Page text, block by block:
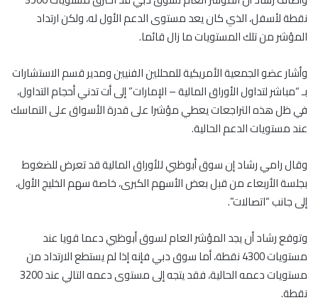
نقطة لأسفل، الذي كان يعد مستوى الدعم الأول له، ولكن ارتداد
المؤشر من تلك المستويات ما زال قائما.
وأشار عضو الجمعية الأمريكية للمحللين الفنيين ومدير قسم الاستشارات
بـ “مباشر لتداول الأوراق المالية – الإمارات” إلى أت تدني أحجام التداول،
في ظل هذه التراجعات يعطي مؤشرا على قدرة الأسواق على التماسك
عند مستويات الدعم الحالية.
وقال رامي رشاد إن سوق أبوظبي للأوراق المالية قد تعرض للضغوط
بجلسة الأربعاء من قبل بعض الأسهم الكبرى، خاصة سهم الخليج الأول،
إلى جانب “اتصالات”.
وتوقع رشاد أن يجد المؤشر العام لسوق أبوظبي دعما قويا عند
مستويات 4300 نقطة، أما سوق دبي فإنه إذا لم يستطع الارتداد من
مستويات دعمه الحالية، فقد يتجه إلى مستوى دعمه التالي عند 3200
نقطة.